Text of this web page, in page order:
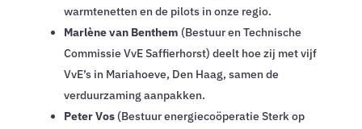
warmtenetten en de pilots in onze regio.
Marlène van Benthem (Bestuur en Technische
Commissie VvE Saffierhorst) deelt hoe zij met vijf
VvE’s in Mariahoeve, Den Haag, samen de
verduurzaming aanpakken.
Peter Vos(Bestuur energiecoöperatie Sterk op